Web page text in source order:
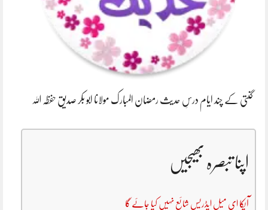
گنتی کے چند ایام درسِ حدیث رمضان المبارک مولانا ابو بکر صدیق حفظہ اللہ
اپنا تبصرہ بھیجیں
آپکا ای میل ایڈریس شائع نہیں کیا جائے گا